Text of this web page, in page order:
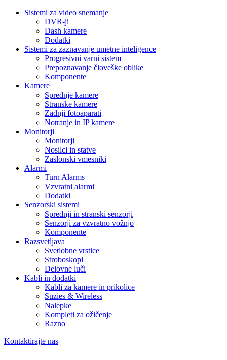
Sistemi za video snemanje
DVR-ji
Dash kamere
Dodatki
Sistemi za zaznavanje umetne inteligence
Progresivni varni sistem
Prepoznavanje človeške oblike
Komponente
Kamere
Sprednje kamere
Stranske kamere
Zadnji fotoaparati
Notranje in IP kamere
Monitorji
Monitorji
Nosilci in statve
Zaslonski vmesniki
Alarmi
Turn Alarms
Vzvratni alarmi
Dodatki
Senzorski sistemi
Sprednji in stranski senzorji
Senzorji za vzvratno vožnjo
Komponente
Razsvetljava
Svetlobne vrstice
Stroboskopi
Delovne luči
Kabli in dodatki
Kabli za kamere in prikolice
Suzies & Wireless
Nalepke
Kompleti za ožičenje
Razno
Kontaktirajte nas